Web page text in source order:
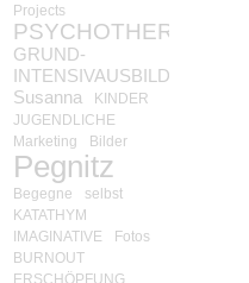
Projects
PSYCHOTHERAPIE
GRUND-
INTENSIVAUSBILDUNG
Susanna
KINDER
JUGENDLICHE
Marketing
Bilder
Pegnitz
Begegne
selbst
KATATHYM
IMAGINATIVE
Fotos
BURNOUT
ERSCHÖPFUNG